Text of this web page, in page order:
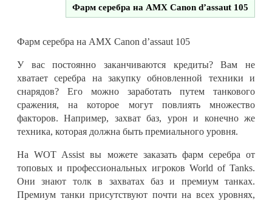
Фарм серебра на AMX Canon d’assaut 105
Фарм серебра на AMX Canon d’assaut 105
У вас постоянно заканчиваются кредиты? Вам не
хватает серебра на закупку обновленной техники и
снарядов? Его можно заработать путем танкового
сражения, на которое могут повлиять множество
факторов. Например, захват баз, урон и конечно же
техника, которая должна быть премиального уровня.
На WOT Assist вы можете заказать фарм серебра от
топовых и профессиональных игроков World of Tanks.
Они знают толк в захватах баз и премиум танках.
Премиум танки присутствуют почти на всех уровнях,